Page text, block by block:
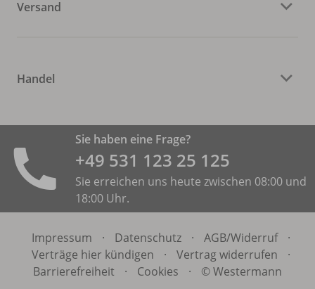
Versand
Handel
Sie haben eine Frage?
+49 531 ­123 25 125
Sie erreichen uns heute zwischen 08:00 und
18:00 Uhr.
Impressum · Datenschutz · AGB/Widerruf
·
Verträge hier kündigen
· Vertrag widerrufen
·
Barrierefreiheit
· Cookies · © Westermann